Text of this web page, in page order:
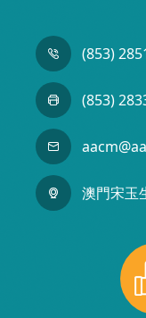
(853)
(853)
澳門宋玉